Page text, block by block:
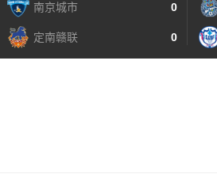
南京城市 0
定南赣联 0